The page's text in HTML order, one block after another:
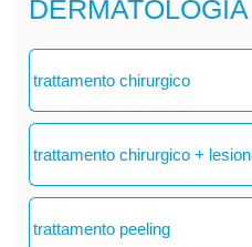
DERMATOLOGIA
trattamento chirurgico
trattamento chirurgico +
trattamento peeling